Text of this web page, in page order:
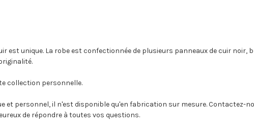
est unique. La robe est confectionnée de plusieurs panneaux de cuir
collection personnelle.
et personnel, il n'est disponible qu'en fabrication sur mesure. Contactez-
de répondre à toutes vos questions.